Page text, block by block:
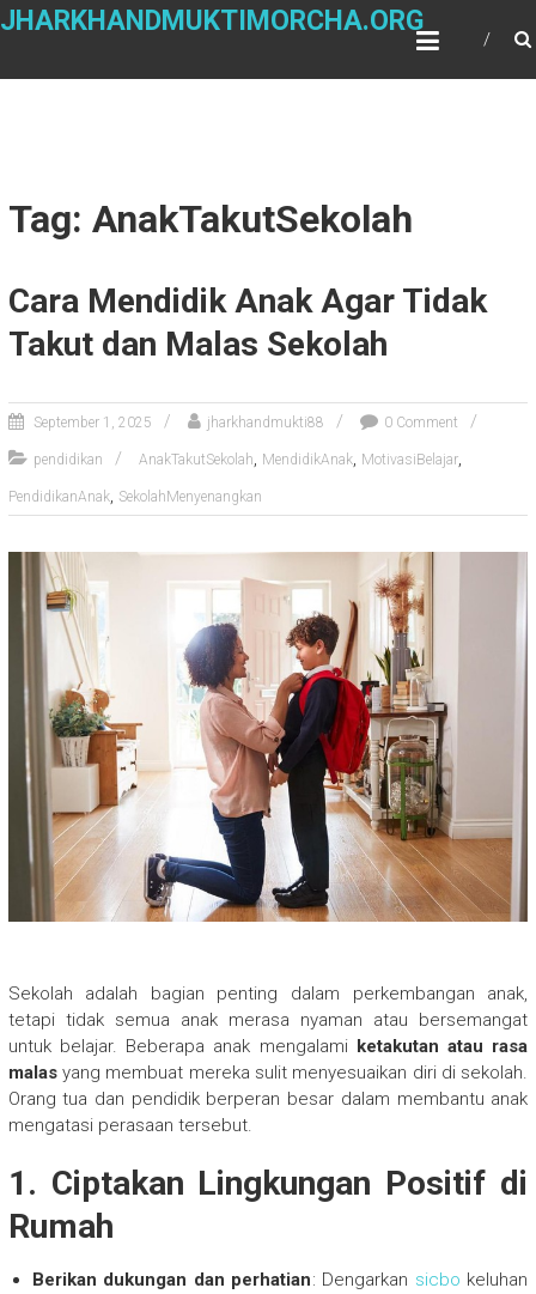
Skip
JHARKHANDMUKTIMORCHA.ORG
Tag: AnakTakutSekolah
Cara Mendidik Anak Agar Tidak
Takut dan Malas Sekolah
September 1, 2025 jharkhandmukti88 0 Comment
pendidikan AnakTakutSekolah, MendidikAnak, MotivasiBelajar,
PendidikanAnak, SekolahMenyenangkan
Sekolah adalah bagian penting dalam perkembangan anak,
tetapi tidak semua anak merasa nyaman atau bersemangat
untuk belajar. Beberapa anak mengalami ketakutan atau rasa
malasyang membuat mereka sulit menyesuaikan diri di sekolah.
Orang tua dan pendidik berperan besar dalam membantu anak
mengatasi perasaan tersebut.
1. Ciptakan Lingkungan Positif di
Rumah
Berikan dukungan dan perhatian: Dengarkan sicbo keluhan